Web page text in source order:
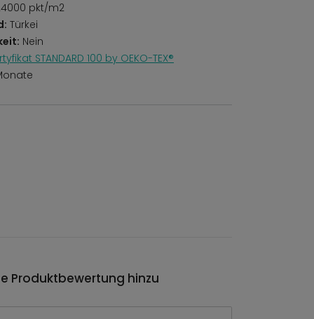
pkt/m2
Türkei
Nein
STANDARD 100 by OEKO-TEX®
Produktbewertung hinzu